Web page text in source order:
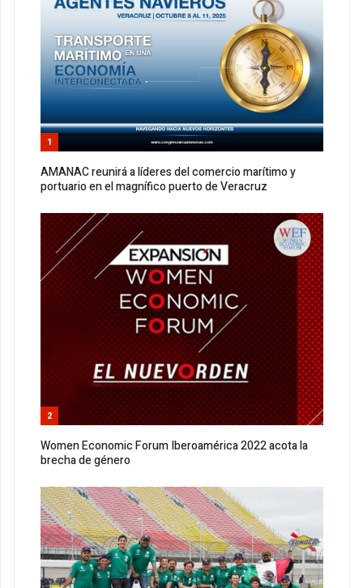
1
AMANAC reunirá a líderes del comercio marítimo y
portuario en el magnífico puerto de Veracruz
2
Women Economic Forum Iberoamérica 2022 acota la
brecha de género